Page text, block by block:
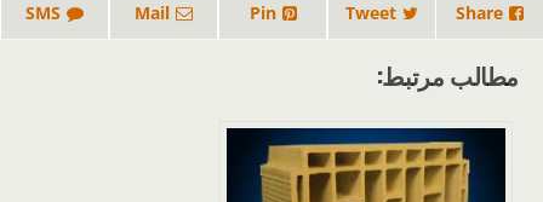
Share
Tweet
Pin
Mail
SMS
مطالب مرتبط: